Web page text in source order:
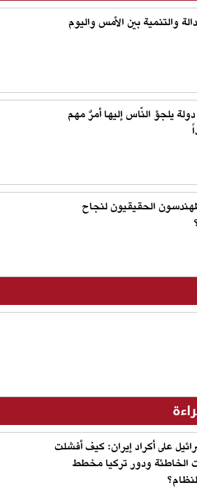
والتنمية بين الأمس واليوم
يلجؤ النّاس إليها أمرٌ مهم
الحقيقيون لنجاح
على أكراد إيران: كيف أفشلت
الخاطئة ودور تركيا مخطط